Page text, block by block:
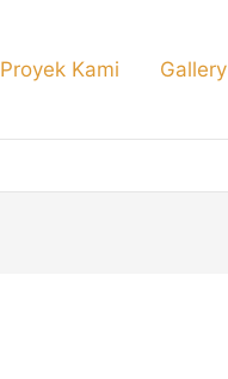
Proyek Kami Gallery